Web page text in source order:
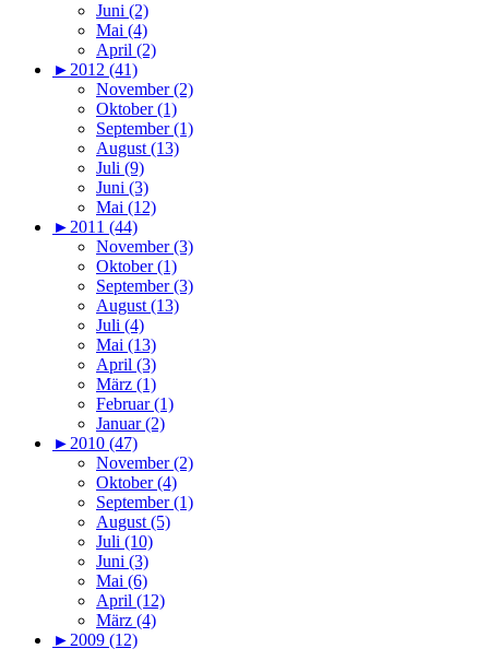
Juni (2)
Mai (4)
April (2)
► 2012 (41)
November (2)
Oktober (1)
September (1)
August (13)
Juli (9)
Juni (3)
Mai (12)
► 2011 (44)
November (3)
Oktober (1)
September (3)
August (13)
Juli (4)
Mai (13)
April (3)
März (1)
Februar (1)
Januar (2)
► 2010 (47)
November (2)
Oktober (4)
September (1)
August (5)
Juli (10)
Juni (3)
Mai (6)
April (12)
März (4)
► 2009 (12)